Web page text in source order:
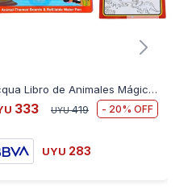
Acqua Libro de Animales Mágicos con Pintura y Agua
333 UYU 419 20
UYU 283